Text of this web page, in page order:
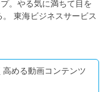
。やる気に満ちて目を
東海ビジネスサービス
める動画コンテンツ